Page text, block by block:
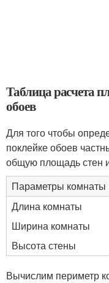
Таблица расчета
обоев
Для того чтобы
поклейке обоев
общую площадь стен
Параметры комнаты
Длина комнаты
Ширина комнаты
Высота стены
Вычислим периметр